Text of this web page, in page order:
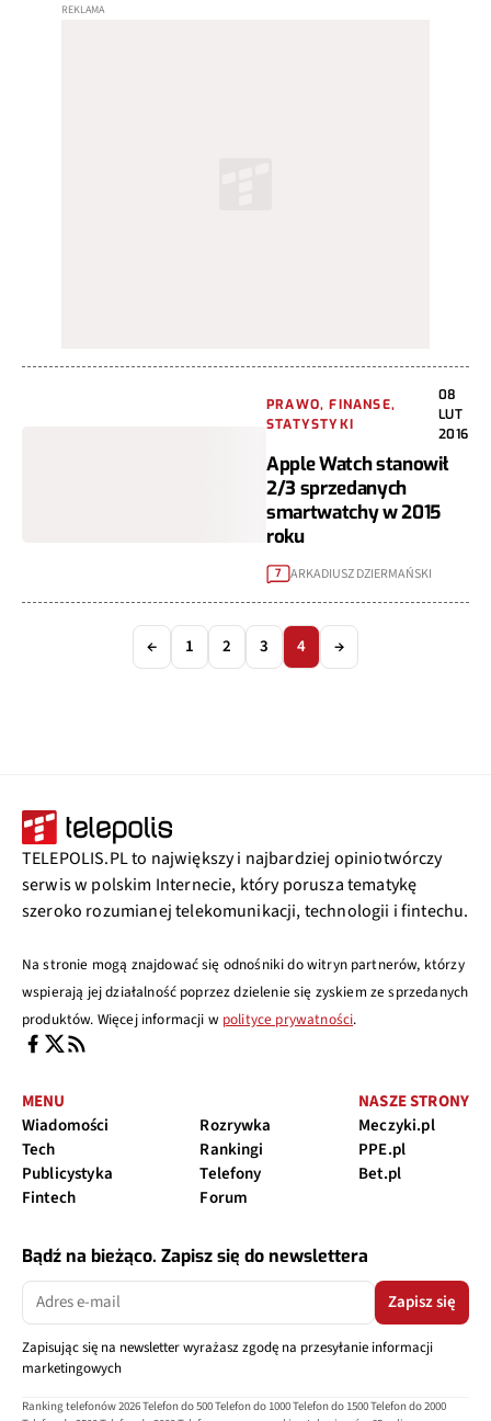
PRAWO, FINANSE,
STATYSTYKI
08
LUT
2016
Apple Watch stanowił
2/3 sprzedanych
smartwatchy w 2015
roku
7 ARKADIUSZ DZIERMAŃSKI
← 1 2 3 4 →
TELEPOLIS.PL to największy i najbardziej opiniotwórczy
serwis w polskim Internecie, który porusza tematykę
szeroko rozumianej telekomunikacji, technologii i fintechu.
Na stronie mogą znajdować się odnośniki do witryn partnerów, którzy
wspierają jej działalność poprzez dzielenie się zyskiem ze sprzedanych
produktów. Więcej informacji w polityce prywatności.
MENU
Wiadomości
Tech
Publicystyka
Fintech
Rozrywka
Rankingi
Telefony
Forum
NASZE STRONY
Meczyki.pl
PPE.pl
Bet.pl
Bądź na bieżąco. Zapisz się do newslettera
Zapisz się
Zapisując się na newsletter wyrażasz zgodę na przesyłanie informacji
marketingowych
Ranking telefonów 2026Telefon do 500Telefon do 1000Telefon do 1500Telefon do 2000